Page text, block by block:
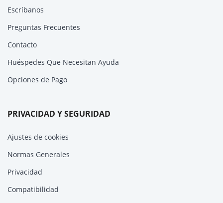
Escríbanos
Preguntas Frecuentes
Contacto
Huéspedes Que Necesitan Ayuda
Opciones de Pago
PRIVACIDAD Y SEGURIDAD
Ajustes de cookies
Normas Generales
Privacidad
Compatibilidad